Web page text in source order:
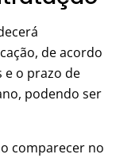
de acordo
e o prazo de
podendo ser
comparecer no